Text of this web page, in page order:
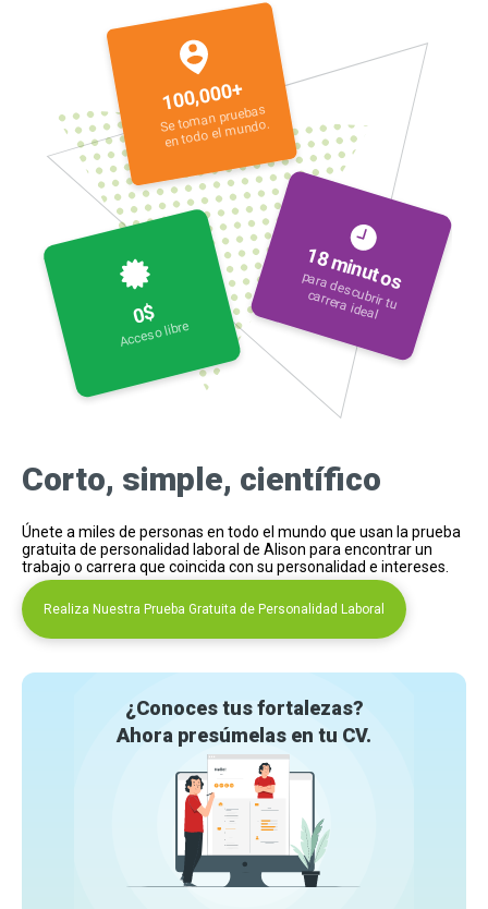
Corto, simple, científico
Únete a miles de personas en todo el mundo que usan la prueba
gratuita de personalidad laboral de Alison para encontrar un
trabajo o carrera que coincida con su personalidad e intereses.
Realiza Nuestra Prueba Gratuita de Personalidad Laboral
¿Conoces tus fortalezas?
Ahora presúmelas en tu CV.